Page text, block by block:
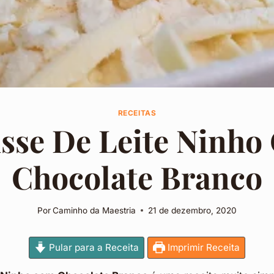
RECEITAS
De Leite Ninho
Chocolate Branco
PorCaminho da Maestria 21 de dezembro, 2020
Pular para a Receita Imprimir Receita